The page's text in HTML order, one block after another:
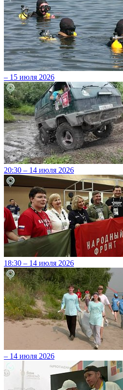
– 15 июля 2026
20:30 – 14 июля 2026
18:30 – 14 июля 2026
– 14 июля 2026